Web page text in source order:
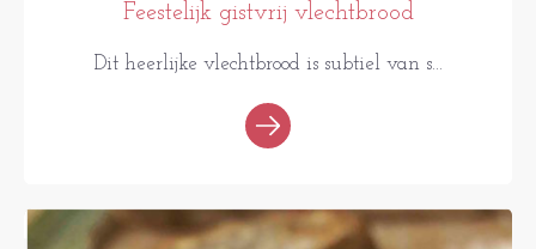
Feestelijk gistvrij vlechtbrood
Dit heerlijke vlechtbrood is subtiel van s...